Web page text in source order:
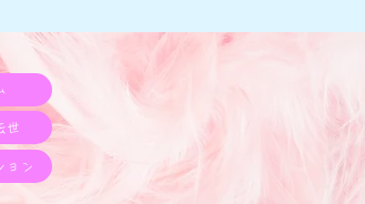
世
ョン